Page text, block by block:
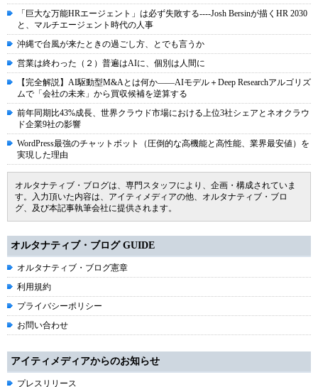
「巨大な万能HRエージェント」は必ず失敗する----Josh Bersinが描くHR 2030
と、マルチエージェント時代の人事
沖縄で台風が来たときの過ごし方、とでも言うか
営業は終わった（２）普遍はAIに、個別は人間に
【完全解説】AI駆動型M&Aとは何か――AIモデル＋Deep Researchアルゴリズ
ムで「会社の未来」から買収候補を逆算する
前年同期比43%成長、世界クラウド市場における上位3社シェアとネオクラウ
ド企業9社の影響
WordPress最強のチャットボット（圧倒的な高機能と高性能、業界最安値）を
実現した理由
オルタナティブ・ブログは、専門スタッフにより、企画・構成されていま
す。入力頂いた内容は、アイティメディアの他、オルタナティブ・ブロ
グ、及び本記事執筆会社に提供されます。
オルタナティブ・ブログ GUIDE
オルタナティブ・ブログ憲章
利用規約
プライバシーポリシー
お問い合わせ
アイティメディアからのお知らせ
プレスリリース